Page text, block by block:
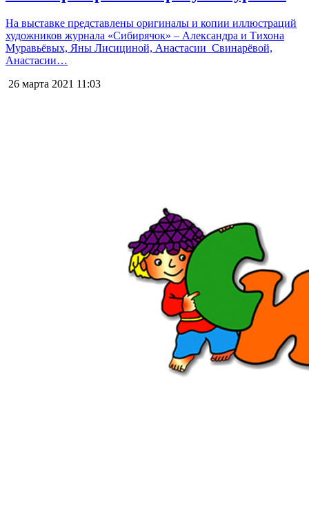
На выставке представлены оригиналы и копии иллюстраций
художников журнала «Сибирячок» – Александра и Тихона
Муравьёвых, Яны Лисициной, Анастасии Свинарёвой,
Анастасии…
26 марта 2021 11:03